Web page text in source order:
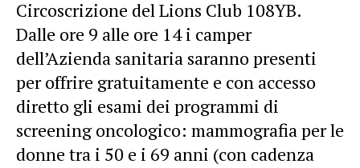
Circoscrizione del Lions Club 108YB.
Dalle ore 9 alle ore 14 i camper
dell’Azienda sanitaria saranno presenti
per offrire gratuitamente e con accesso
diretto gli esami dei programmi di
screening oncologico: mammografia per le
donne tra i 50 e i 69 anni (con cadenza